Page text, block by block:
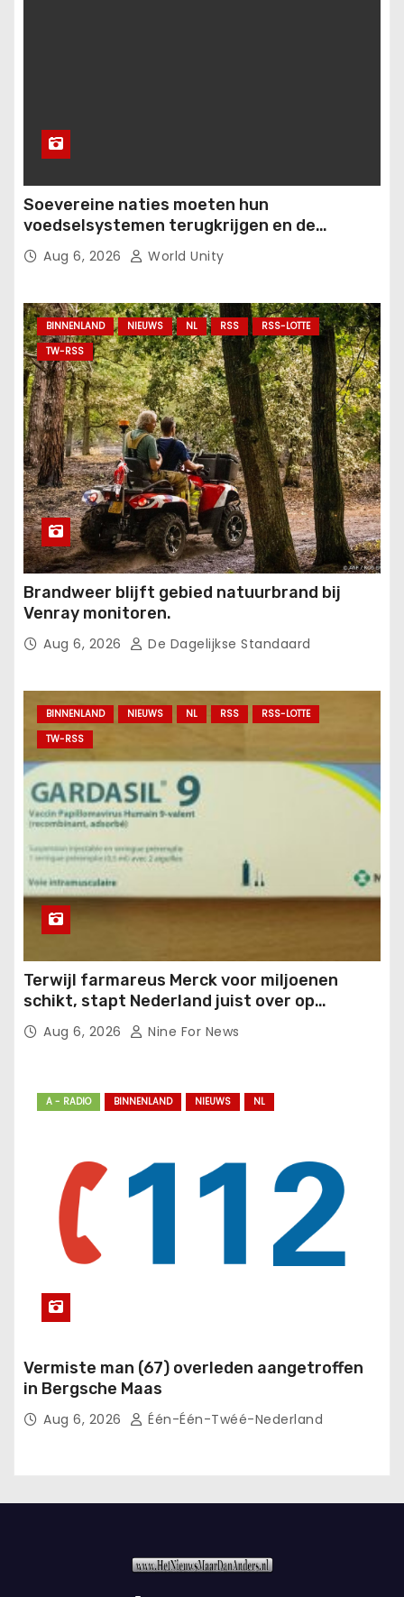
Soevereine naties moeten hun
voedselsystemen terugkrijgen en de
productie van voedzaam voedsel
decentraliseren voordat de bevolking wordt
Aug 6, 2026 World Unity
BINNENLAND NIEUWS NL RSS
RSS-LOTTE
TW-RSS
Brandweer blijft gebied natuurbrand bij
Venray monitoren.
Aug 6, 2026 De Dagelijkse Standaard
BINNENLAND NIEUWS NL RSS
RSS-LOTTE
TW-RSS
Terwijl farmareus Merck voor miljoenen
schikt, stapt Nederland juist over op
Gardasil.
Aug 6, 2026 Nine For News
A - RADIO BINNENLAND NIEUWS NL
Vermiste man (67) overleden aangetroffen
in Bergsche Maas
Aug 6, 2026 Één-Één-Twéé-Nederland